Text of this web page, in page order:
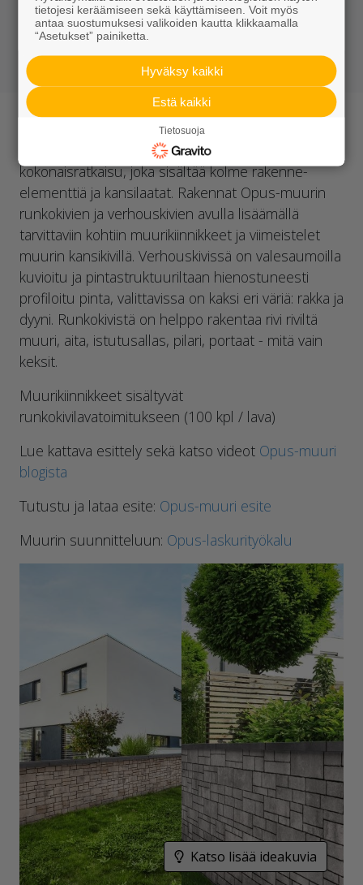
Näytä lisätiedot
Opus-muuri
Opus-muurijärjestelmä on innovatiivinen
kokonaisratkaisu, joka sisältää kolme rakenne-
elementtiä ja kansilaatat. Rakennat Opus-muurin
runkokivien ja verhouskivien avulla lisäämällä
tarvittaviin kohtiin muurikiinnikkeet ja viimeistelet
muurin kansikivillä. Verhouskivissä on valesaumoilla
kuvioitu ja pintastruktuuriltaan hienostuneesti
profiloitu pinta, valittavissa on kaksi eri väriä: rakka ja
dyyni. Runkokivistä on helppo rakentaa rivi riviltä
muuri, aita, istutusallas, pilari, portaat - mitä vain
keksit.
Muurikiinnikkeet sisältyvät
runkokivilavatoimitukseen (100 kpl / lava)
Lue kattava esittely sekä katso videot Opus-muuri
blogista
Tutustu ja lataa esite: Opus-muuri esite
Muurin suunnitteluun: Opus-laskurityökalu
Katso lisää ideakuvia
tietojesi keräämiseen sekä käyttämiseen. Voit myös
antaa suostumuksesi valikoiden kautta klikkaamalla
“Asetukset” painiketta.
Hyväksy kaikki
Estä kaikki
Tietosuoja